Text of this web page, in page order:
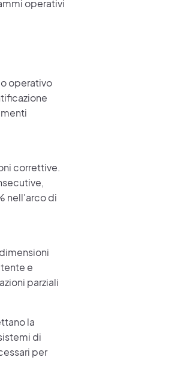
operativi
operativo
correttive.
nell'arco di
e
parziali
la
di
per